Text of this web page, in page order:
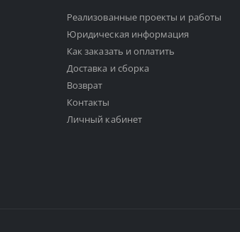
Реализованные проекты и работы
Юридическая информация
Как заказать и оплатить
Доставка и сборка
Возврат
Контакты
Личный кабинет